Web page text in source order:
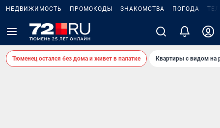
НЕДВИЖИМОСТЬ ПРОМОКОДЫ ЗНАКОМСТВА ПОГОДА
Тюменец остался без дома и живет в палатке Квартиры с видом на